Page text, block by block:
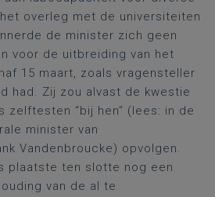
overleg met de universiteiten
de minister zich geen
voor de uitbreiding van het
15 maart, zoals vragensteller
had. Zij zou alvast de kwestie
zelftesten “bij hen” (lees: in de
minister van
Vandenbroucke) opvolgen.
plaatste ten slotte nog een
van de al te